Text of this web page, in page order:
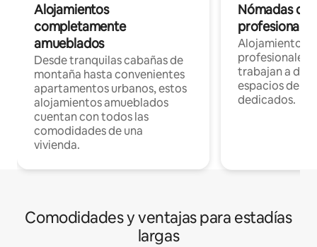
Alojamientos
completamente
amueblados
Desde tranquilas cabañas de
montaña hasta convenientes
apartamentos urbanos, estos
alojamientos amueblados
cuentan con todos las
comodidades de una
vivienda.
Nómadas
Alojamientos
profesionales
trabajan a
espacios de
dedicados.
Comodidades y ventajas para estadías
largas